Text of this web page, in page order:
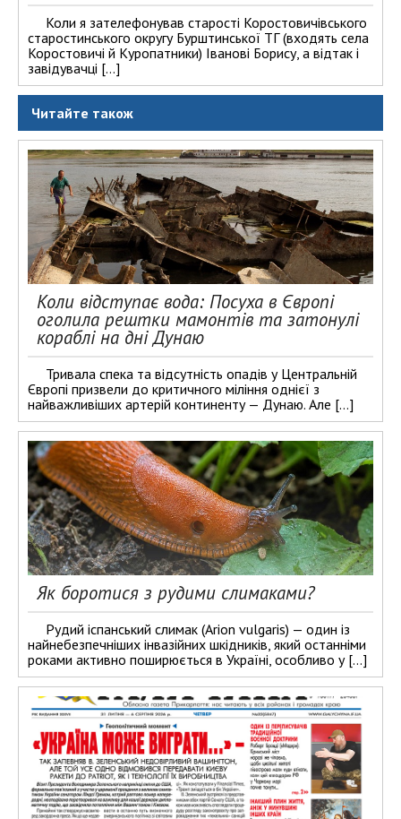
Коли я зателефонував старості Коростовичівського
старостинського округу Бурштинської ТГ (входять села
Коростовичі й Куропатники) Іванові Борису, а відтак і
завідувачці […]
Читайте також
Коли відступає вода: Посуха в Європі
оголила рештки мамонтів та затонулі
кораблі на дні Дунаю
Тривала спека та відсутність опадів у Центральній
Європі призвели до критичного міління однієї з
найважливіших артерій континенту — Дунаю. Але […]
Як боротися з рудими слимаками?
Рудий іспанський слимак (Arion vulgaris) — один із
найнебезпечніших інвазійних шкідників, який останніми
роками активно поширюється в Україні, особливо у […]